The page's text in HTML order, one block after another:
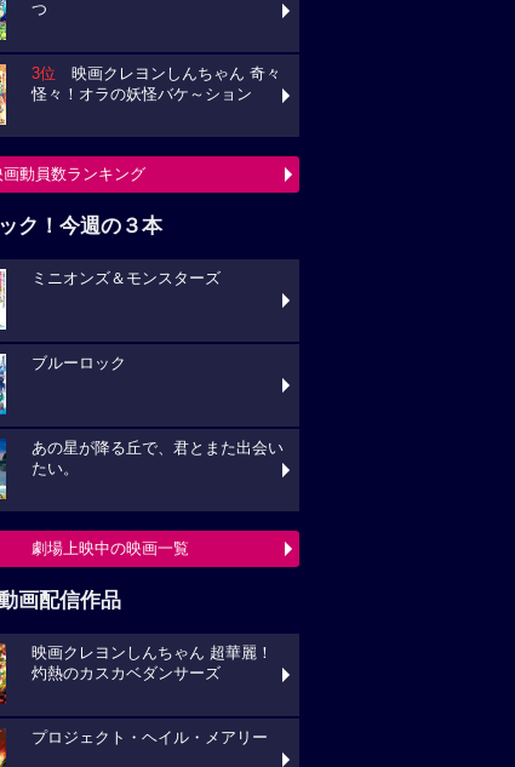
つ
3位 映画クレヨンしんちゃん 奇々
怪々！オラの妖怪バケ～ション
動員数ランキング
ク！今週の３本
ミニオンズ＆モンスターズ
ブルーロック
あの星が降る丘で、君とまた出会い
たい。
劇場上映中の映画一覧
画配信作品
映画クレヨンしんちゃん 超華麗！
灼熱のカスカベダンサーズ
プロジェクト・ヘイル・メアリー